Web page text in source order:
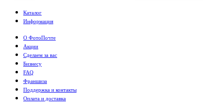
Каталог
Информация
О ФотоПочте
Акции
Сделаем за вас
Бизнесу
FAQ
Франшиза
Поддержка и контакты
Оплата и доставка